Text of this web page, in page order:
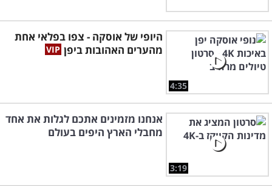
4:35
היופי של אוסקה - צפו בפלאי אחת
מהערים האהובות ביפן
3:19
אנחנו מזמינים אתכם לגלות את אחד
מחבלי הארץ היפים בעולם